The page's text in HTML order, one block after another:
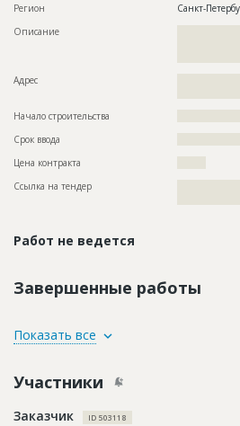
Регион
Санкт-
Описание
Адрес
Начало строительства
Срок ввода
Цена контракта
Ссылка на тендер
Работ не ведется
Завершенные работы
ID
Дата обновления
Описание
Показать все
Участники
Заказчик ID 503118